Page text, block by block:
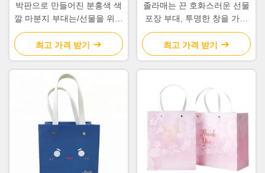
박판으로 만들어진 분홍색 색
깔 마분지 부대는/선물을 위한
사치품을 물색 인쇄했습니다
최고 가격 받기
졸라매는 끈 호화스러운 선물
포장 부대, 투명한 창을 가진
마분지 종이 봉지
최고 가격 받기